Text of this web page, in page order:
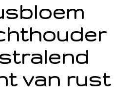
van rust